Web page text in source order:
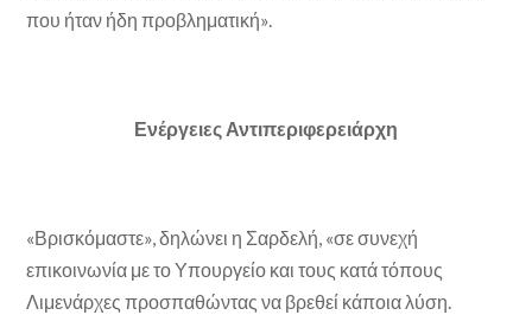
που ήταν ήδη προβληματική».
Ενέργειες Αντιπεριφερειάρχη
«Βρισκόμαστε», δηλώνει η Σαρδελή, «σε συνεχή
επικοινωνία με το Υπουργείο και τους κατά τόπους
Λιμενάρχες προσπαθώντας να βρεθεί κάποια λύση.